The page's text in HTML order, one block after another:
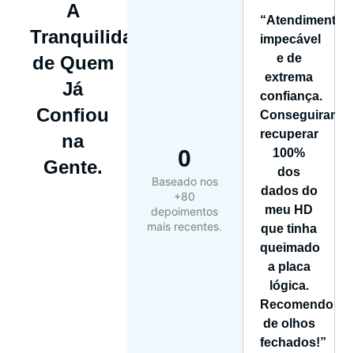
A
Tranquilidade
de Quem
Já
Confiou
na
Gente.
0
Baseado nos
+80
depoimentos
mais recentes.
“Atendimento
impecável
e de
extrema
confiança.
Conseguiram
recuperar
100%
dos
dados do
meu HD
que tinha
queimado
a placa
lógica.
Recomendo
de olhos
fechados!”